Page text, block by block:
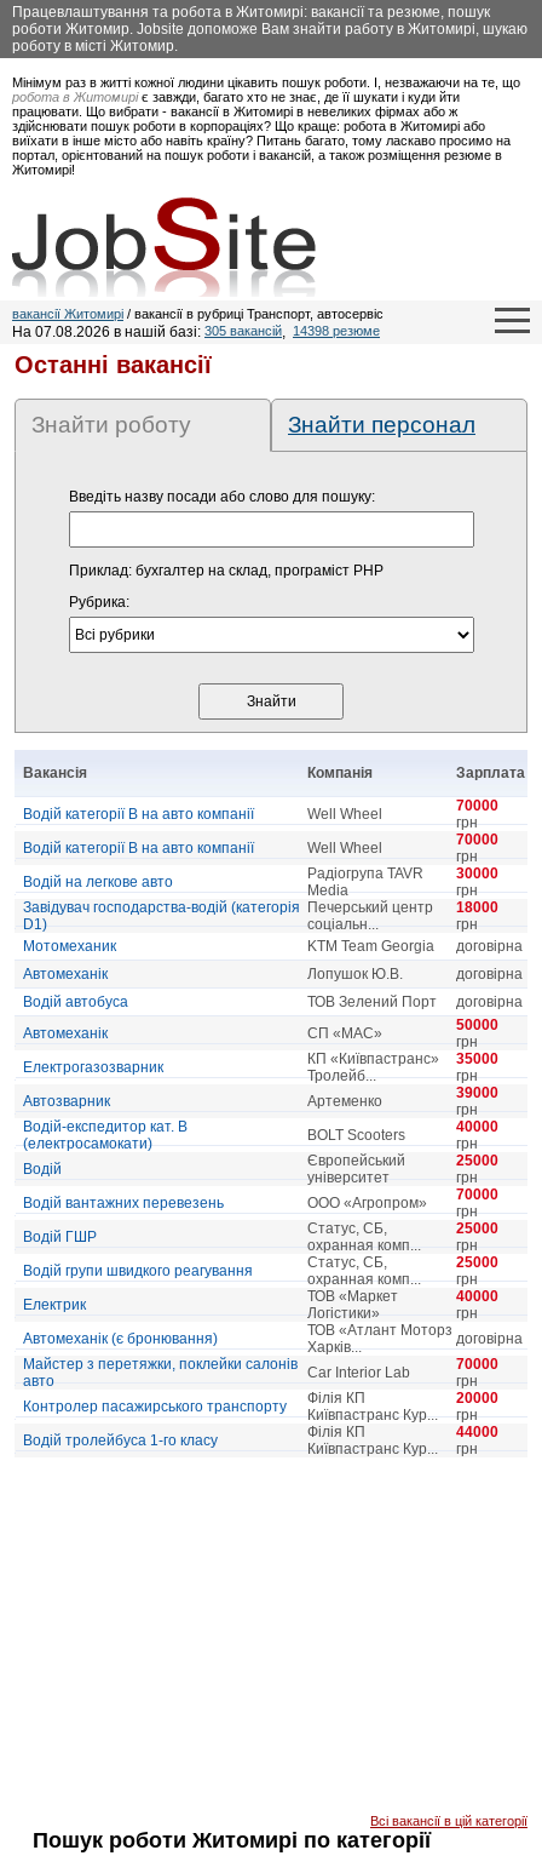
Працевлаштування та робота в Житомирі: вакансії та резюме, пошук
роботи Житомир. Jobsite допоможе Вам знайти работу в Житомирі, шукаю
роботу в місті Житомир.
Мінімум раз в житті кожної людини цікавить пошук роботи. І, незважаючи на те, що
робота в Житомиріє завжди, багато хто не знає, де її шукати і куди йти
працювати. Що вибрати - вакансії в Житомирі в невеликих фірмах або ж
здійснювати пошук роботи в корпораціях? Що краще: робота в Житомирі або
виїхати в інше місто або навіть країну? Питань багато, тому ласкаво просимо на
портал, орієнтований на пошук роботи і вакансій, а також розміщення резюме в
Житомирі!
вакансії Житомирі / вакансії в рубриці Транспорт, автосервіс
На 07.08.2026 в нашій базі: 305 вакансій, 14398 резюме
Останні вакансії
Знайти роботу Знайти персонал
Введіть назву посади або слово для пошуку:
Приклад: бухгалтер на склад, програміст PHP
Рубрика:
Вакансія Компанія Зарплата
Водій категорії В на авто компанії Well Wheel
70000
грн
Водій категорії В на авто компанії
Well Wheel
70000
грн
Водій на легкове авто
Радіогрупа TAVR
Media
30000
грн
Завідувач господарства-водій (категорія
D1)
Печерський центр
соціальн...
18000
грн
Мотомеханик
KTM Team Georgia
договірна
Автомеханік
Лопушок Ю.В.
договірна
Водій автобуса
ТОВ Зелений Порт
договірна
Автомеханік
СП «МАС»
50000
грн
Електрогазозварник
КП «Київпастранс»
Тролейб...
35000
грн
Автозварник
Артеменко
39000
грн
Водій-експедитор кат. В
(електросамокати)
BOLT Scooters
40000
грн
Водій
Європейський
університет
25000
грн
Водій вантажних перевезень
ООО «Агропром»
70000
грн
Водій ГШР
Статус, СБ,
охранная комп...
25000
грн
Водій групи швидкого реагування
Статус, СБ,
охранная комп...
25000
грн
Електрик
ТОВ «Маркет
Логістики»
40000
грн
Автомеханік (є бронювання)
ТОВ «Атлант Моторз
Харків...
договірна
Майстер з перетяжки, поклейки салонів
авто
Car Interior Lab
70000
грн
Контролер пасажирського транспорту
Філія КП
Київпастранс Кур...
20000
грн
Водій тролейбуса 1-го класу
Філія КП
Київпастранс Кур...
44000
грн
Всі вакансії в цій категорії
Пошук роботи Житомирі по категорії